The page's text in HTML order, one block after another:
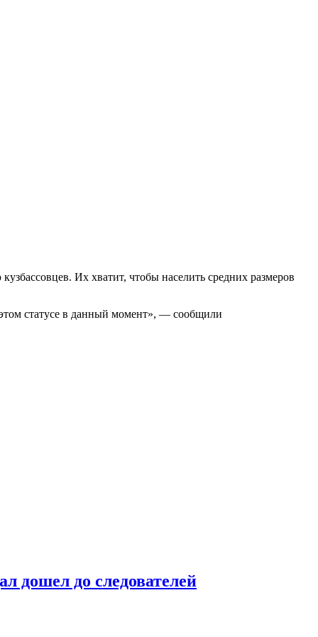
Их хватит, чтобы населить средних размеров
статусе в данный момент», — сообщили
дошел до следователей